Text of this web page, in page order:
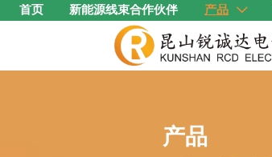
首页 新能源线束合作伙伴 产品 
产品